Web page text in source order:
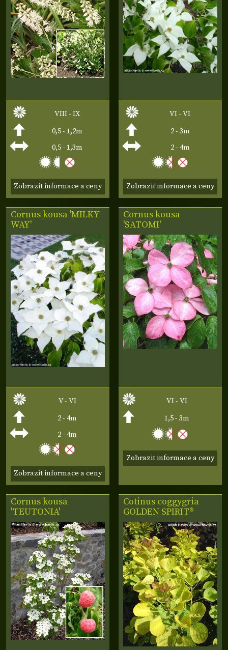
VIII - IX
0,5 - 1,2m
0,5 - 1,3m
Zobrazit informace a ceny
VI - VI
2 - 3m
2 - 4m
Zobrazit informace a ceny
Cornus kousa 'MILKY
WAY'
V - VI
2 - 4m
2 - 4m
Zobrazit informace a ceny
Cornus kousa
'SATOMI'
VI - VI
1,5 - 3m
Zobrazit informace a ceny
Cornus kousa
'TEUTONIA'
Cotinus coggygria
GOLDEN SPIRIT®